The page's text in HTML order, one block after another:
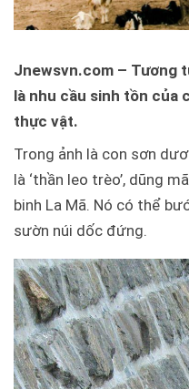
Jnewsvn.com – Tương
là nhu cầu sinh tồn của
thực vật.
Trong ảnh là con sơn
là ‘thần leo trèo’, dũng
binh La Mã. Nó có thể
sườn núi dốc đứng.